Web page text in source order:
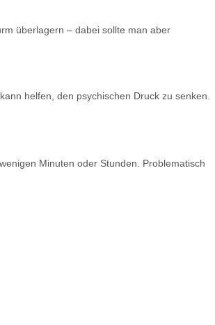
überlagern – dabei sollte man aber
helfen, den psychischen Druck zu senken.
Minuten oder Stunden. Problematisch